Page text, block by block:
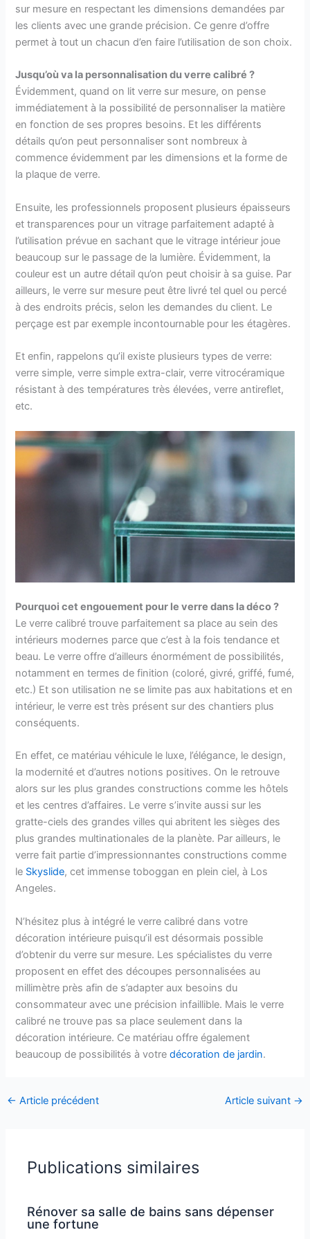
sur mesure en respectant les dimensions demandées par
les clients avec une grande précision. Ce genre d’offre
permet à tout un chacun d’en faire l’utilisation de son choix.
Jusqu’où va la personnalisation du verre calibré ?
Évidemment, quand on lit verre sur mesure, on pense
immédiatement à la possibilité de personnaliser la matière
en fonction de ses propres besoins. Et les différents
détails qu’on peut personnaliser sont nombreux à
commence évidemment par les dimensions et la forme de
la plaque de verre.
Ensuite, les professionnels proposent plusieurs épaisseurs
et transparences pour un vitrage parfaitement adapté à
l’utilisation prévue en sachant que le vitrage intérieur joue
beaucoup sur le passage de la lumière. Évidemment, la
couleur est un autre détail qu’on peut choisir à sa guise. Par
ailleurs, le verre sur mesure peut être livré tel quel ou percé
à des endroits précis, selon les demandes du client. Le
perçage est par exemple incontournable pour les étagères.
Et enfin, rappelons qu’il existe plusieurs types de verre:
verre simple, verre simple extra-clair, verre vitrocéramique
résistant à des températures très élevées, verre antireflet,
etc.
Pourquoi cet engouement pour le verre dans la déco ?
Le verre calibré trouve parfaitement sa place au sein des
intérieurs modernes parce que c’est à la fois tendance et
beau. Le verre offre d’ailleurs énormément de possibilités,
notamment en termes de finition (coloré, givré, griffé, fumé,
etc.) Et son utilisation ne se limite pas aux habitations et en
intérieur, le verre est très présent sur des chantiers plus
conséquents.
En effet, ce matériau véhicule le luxe, l’élégance, le design,
la modernité et d’autres notions positives. On le retrouve
alors sur les plus grandes constructions comme les hôtels
et les centres d’affaires. Le verre s’invite aussi sur les
gratte-ciels des grandes villes qui abritent les sièges des
plus grandes multinationales de la planète. Par ailleurs, le
verre fait partie d’impressionnantes constructions comme
le Skyslide, cet immense toboggan en plein ciel, à Los
Angeles.
N’hésitez plus à intégré le verre calibré dans votre
décoration intérieure puisqu’il est désormais possible
d’obtenir du verre sur mesure. Les spécialistes du verre
proposent en effet des découpes personnalisées au
millimètre près afin de s’adapter aux besoins du
consommateur avec une précision infaillible. Mais le verre
calibré ne trouve pas sa place seulement dans la
décoration intérieure. Ce matériau offre également
beaucoup de possibilités à votredécoration de jardin.
← Article précédent Article suivant →
Publications similaires
Rénover sa salle de bains sans dépenser
une fortune